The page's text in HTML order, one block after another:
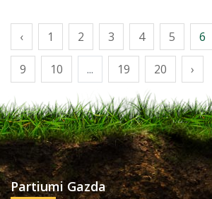
‹ 1 2 3 4 5 6
9 10 ... 19 20 ›
Partiumi Gazda